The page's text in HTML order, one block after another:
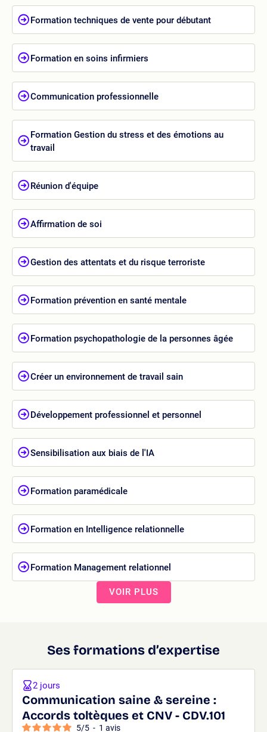
Formation techniques de vente pour débutant
Formation en soins infirmiers
Communication professionnelle
Formation Gestion du stress et des émotions au
travail
Réunion d'équipe
Affirmation de soi
Gestion des attentats et du risque terroriste
Formation prévention en santé mentale
Formation psychopathologie de la personnes âgée
Créer un environnement de travail sain
Développement professionnel et personnel
Sensibilisation aux biais de l'IA
Formation paramédicale
Formation en Intelligence relationnelle
Formation Management relationnel
VOIR PLUS
Ses formations d’expertise
Communication saine & sereine :
Accords toltèques et CNV - CDV.101
5/5 - 1 avis
2 jours